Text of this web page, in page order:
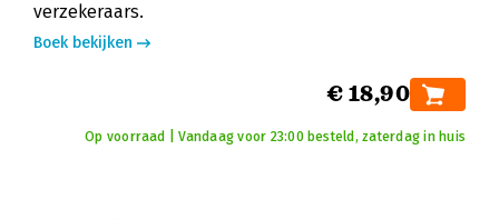
verzekeraars.
Boek bekijken
€ 18,90
Op voorraad | Vandaag voor 23:00 besteld, zaterdag in huis